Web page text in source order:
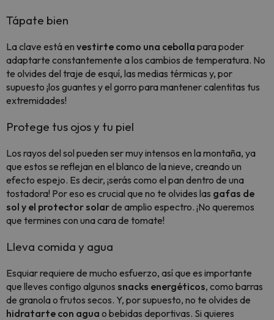
Tápate bien
La clave está en vestirte como una cebolla para poder
adaptarte constantemente a los cambios de temperatura. No
te olvides del traje de esquí, las medias térmicas y, por
supuesto ¡los guantes y el gorro para mantener calentitas tus
extremidades!
Protege tus ojos y tu piel
Los rayos del sol pueden ser muy intensos en la montaña, ya
que estos se reflejan en el blanco de la nieve, creando un
efecto espejo. Es decir, ¡serás como el pan dentro de una
tostadora! Por eso es crucial que no te olvides las gafas de
sol y el protector solarde amplio espectro. ¡No queremos
que termines con una cara de tomate!
Lleva comida y agua
Esquiar requiere de mucho esfuerzo, así que es importante
que lleves contigo algunos snacks energéticos, como barras
de granola o frutos secos. Y, por supuesto, no te olvides de
hidratarte con agua o bebidas deportivas. Si quieres